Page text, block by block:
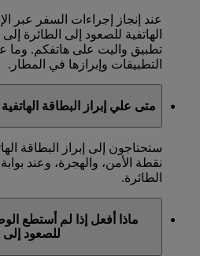
عند إنجاز إجراءات السفر عبر
الهاتفية للصعود إلى الطائرة
تطبيق واليت على هاتفكم. وما
التطبيقات وإبرازها في المطار.
متى علي إبراز البطاقة
ستحتاجون إلى إبراز البطاقة
نقطة الأمن، والهجرة، وعند
الطائرة.
ماذا أفعل إذا لم أستطع
للصعود إلى